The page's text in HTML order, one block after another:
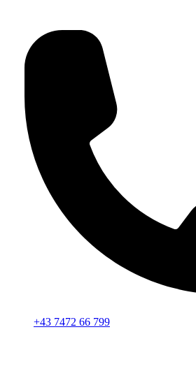
+43 7472 66 799